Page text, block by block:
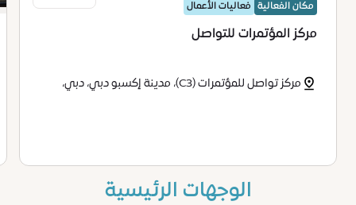
مكان الفعالية فعاليات الأعمال
مركز المؤتمرات للتواصل
مركز تواصل للمؤتمرات (C3)، مدينة إكسبو دبي، دبي،
الوجهات الرئيسية